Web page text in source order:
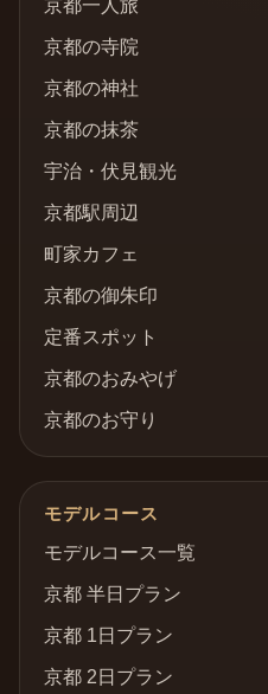
京都一人旅
京都の寺院
京都の神社
京都の抹茶
宇治・伏見観光
京都駅周辺
町家カフェ
京都の御朱印
定番スポット
京都のおみやげ
京都のお守り
モデルコース
モデルコース一覧
京都 半日プラン
京都 1日プラン
京都 2日プラン